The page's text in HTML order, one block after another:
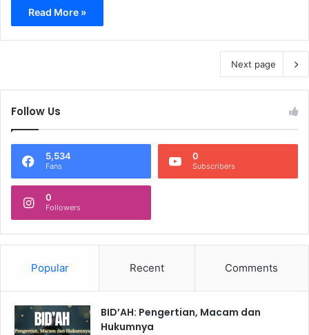
Read More »
Next page
Follow Us
5,534
Fans
0
Subscribers
0
Followers
Popular Recent Comments
BID’AH: Pengertian, Macam dan
Hukumnya